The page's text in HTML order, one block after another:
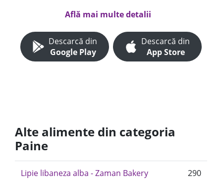
Află mai multe detalii
Descarcă din
Google Play
Descarcă din
App Store
Alte alimente din categoria
Paine
Lipie libaneza alba - Zaman Bakery
290